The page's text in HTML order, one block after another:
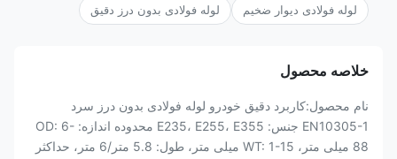
لوله فولادی دیوار ضخیم لوله فولادی بدون درز دقیق
خلاصه محصول
نام محصول:کاربرد دقیق خودرو لوله فولادی بدون درز سرد
EN10305-1 جنس: E235، E255، E355 محدوده اندازه: OD: 6-
88 میلی متر، WT: 1-15 میلی متر، طول: 5.8 متر/6 متر، حداکثر